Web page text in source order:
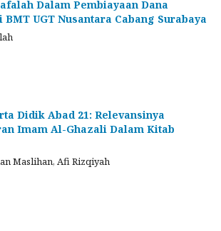
Dalam Pembiayaan Dana
UGT Nusantara Cabang Surabaya
Didik Abad 21: Relevansinya
Imam Al-Ghazali Dalam Kitab
Maslihan, Afi Rizqiyah